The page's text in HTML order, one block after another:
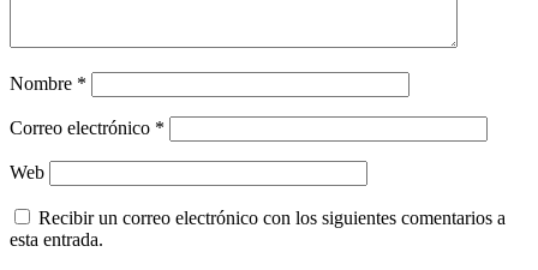
Nombre *
Correo electrónico *
Web
Recibir un correo electrónico con los siguientes comentarios a
esta entrada.